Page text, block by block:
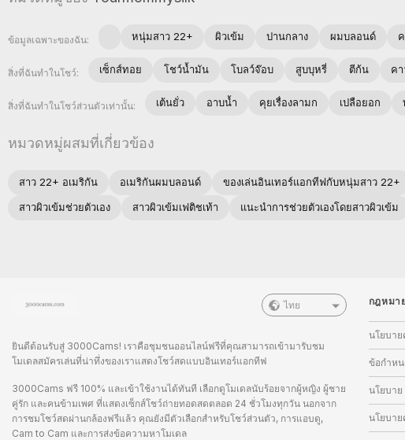
ข้อมูลเฉพาะของฉัน: หนุ่มสาว 22+ ผิวเข้ม ปานกลาง ผมบลอนด์
สิ่งที่ฉันทำในโชว์: เซ็กส์ทอย โชว์น้ำมัน โบลว์จ๊อบ สูบบุหรี่ ตีก้น คา
สิ่งที่ฉันทำในโชว์ส่วนตัวเท่านั้น: เต้นยั่ว อาบน้ำ คุยเรื่องลามก เปลือยอก
หมวดหมู่ผสมที่เกี่ยวข้อง
สาว 22+ อเมริกัน อเมริกันผมบลอนด์ ของเล่นอินเทอร์แอกทีฟกับหนุ่มสาว 22+
สาวผิวเข้มช่วยตัวเอง
สาวผิวเข้มเฟติชเท้า แนะนำการช่วยตัวเองโดยสาวผิวเข้ม
ไทย
ยินดีต้อนรับสู่ 3000Cams! เราคือชุมชนออนไลน์ฟรีที่คุณสามารถเข้ามารับชม
โมเดลสมัครเล่นที่น่าทึ่งของเราแสดงโชว์สดแบบอินเทอร์แอกทีฟ
3000Cams ฟรี 100% และเข้าใช้งานได้ทันที เลือกดูโมเดลนับร้อยจากผู้หญิง ผู้ชาย
คู่รัก และคนข้ามเพศ ที่แสดงเซ็กส์โชว์ถ่ายทอดสดตลอด 24 ชั่วโมงทุกวัน นอกจาก
การชมโชว์สดผ่านกล้องฟรีแล้ว คุณยังมีตัวเลือกสำหรับโชว์ส่วนตัว, การแอบดู,
Cam to Cam และการส่งข้อความหาโมเดล
กฎหมา
นโยบา
ข้อกำห
นโยบาย
นโยบาย